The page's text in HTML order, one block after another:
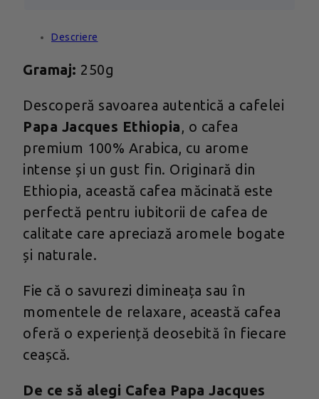
Descriere
Gramaj: 250g
Descoperă savoarea autentică a cafelei
Papa Jacques Ethiopia, o cafea
premium 100% Arabica, cu arome
intense și un gust fin. Originară din
Ethiopia, această cafea măcinată este
perfectă pentru iubitorii de cafea de
calitate care apreciază aromele bogate
și naturale.
Fie că o savurezi dimineața sau în
momentele de relaxare, această cafea
oferă o experiență deosebită în fiecare
ceașcă.
De ce să alegi Cafea Papa Jacques